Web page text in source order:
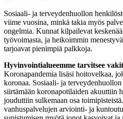
Sosiaali- ja terveydenhuollon
viime vuosina, minkä takia myös
ongelmia. Kunnat kilpailevat
työvoimasta, ja heikoimmin
tarjoavat pienimpiä palkkoja.
Hyvinvointialueemme tarvitsee
Koronapandemia lisäsi hoitovelkaa,
koronaa. Sosiaali- ja
siirtämään koronapotilaiden akuuttiin
jouduttiin sulkemaan osa
vanhuspalvelujen arviointi- ja